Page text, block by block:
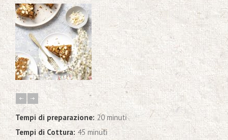
Tempi di preparazione: 20 minuti
Tempi di Cottura: 45 minuti